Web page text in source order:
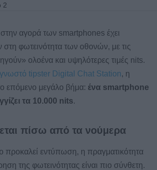
αγορά των smartphones έχει
στη φωτεινότητα των οθονών, με τις
ολοένα και υψηλότερες τιμές nits.
tipster Digital Chat Station, η
επόμενο μεγάλο βήμα: ένα smartphone
τα 10.000 nits.
πίσω από τα νούμερα
προκαλεί εντύπωση, η πραγματικότητα
της φωτεινότητας είναι πιο σύνθετη.